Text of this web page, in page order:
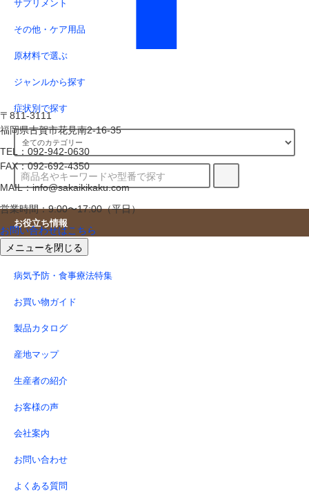
〒811-3111
福岡県古賀市花見南2-16-35
TEL：092-942-0630
FAX：092-692-4350
MAIL：info@sakaikikaku.com
営業時間：9:00〜17:00（平日）
お問い合わせはこちら
メニューを閉じる
サプリメント
その他・ケア用品
原材料で選ぶ
ジャンルから探す
症状別で探す
お役立ち情報
キャンペーン情報
病気予防・食事療法特集
お買い物ガイド
製品カタログ
産地マップ
生産者の紹介
お客様の声
会社案内
お問い合わせ
よくある質問